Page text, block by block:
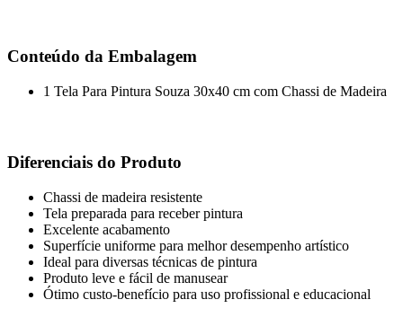
Conteúdo da Embalagem
1 Tela Para Pintura Souza 30x40 cm com Chassi de Madeira
Diferenciais do Produto
Chassi de madeira resistente
Tela preparada para receber pintura
Excelente acabamento
Superfície uniforme para melhor desempenho artístico
Ideal para diversas técnicas de pintura
Produto leve e fácil de manusear
Ótimo custo-benefício para uso profissional e educacional